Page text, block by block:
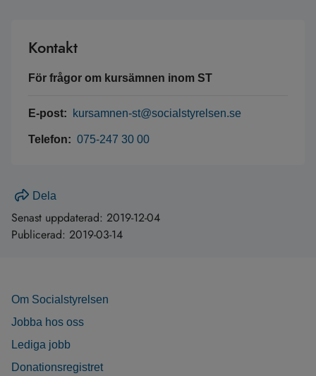
Kontakt
För frågor om kursämnen inom ST
E-post: kursamnen-st@socialstyrelsen.se
Telefon: 075-247 30 00
Dela
Senast uppdaterad: 2019-12-04
Publicerad: 2019-03-14
Om Socialstyrelsen
Jobba hos oss
Lediga jobb
Donationsregistret